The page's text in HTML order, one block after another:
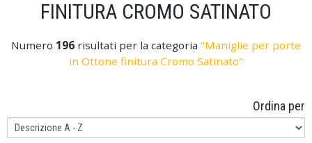
FINITURA CROMO SATINATO
Numero 196 risultati per la categoria "Maniglie per porte
in Ottone finitura Cromo Satinato"
Ordina per